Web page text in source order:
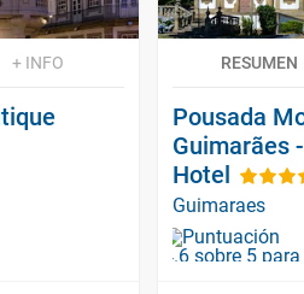
+ INFO RESUMEN
Pousada
Guimarães
Hotel
Guimaraes